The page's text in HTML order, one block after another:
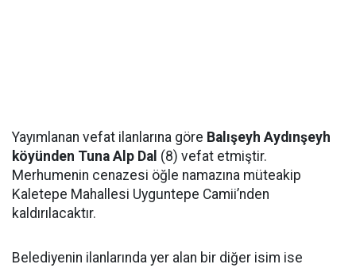
Yayımlanan vefat ilanlarına göre Balışeyh Aydınşeyh
köyünden Tuna Alp Dal (8) vefat etmiştir.
Merhumenin cenazesi öğle namazına müteakip
Kaletepe Mahallesi Uyguntepe Camii’nden
kaldırılacaktır.
Belediyenin ilanlarında yer alan bir diğer isim ise